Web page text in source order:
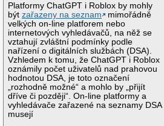
Platformy ChatGPT i Roblox by mohly
býtzařazeny na seznam
mimořádně
velkých on-line platforem nebo
internetových vyhledávačů, na něž se
vztahují zvláštní podmínky podle
nařízení o digitálních službách (DSA).
Vzhledem k tomu, že ChatGPT i Roblox
oznámily počet uživatelů nad prahovou
hodnotou DSA, je toto označení
„rozhodně možné“ a mohlo by „přijít
dříve či později“. On-line platformy a
vyhledávače zařazené na seznamy DSA
musejí